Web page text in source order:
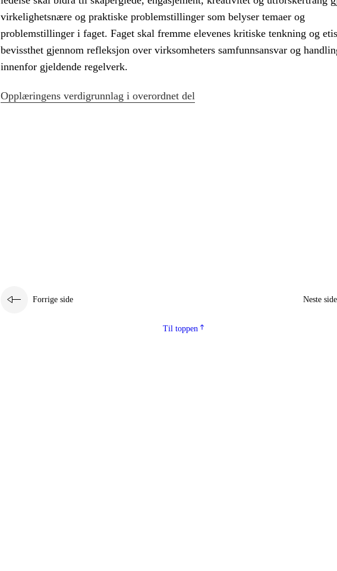
virkelighetsnære og praktiske problemstillinger som belyser temaer og
problemstillinger i faget. Faget skal fremme elevenes kritiske tenkning og
bevissthet gjennom refleksjon over virksomheters samfunnsansvar og
innenfor gjeldende regelverk.
Opplæringens verdigrunnlag i overordnet del
Forrige side Neste side
Til toppen